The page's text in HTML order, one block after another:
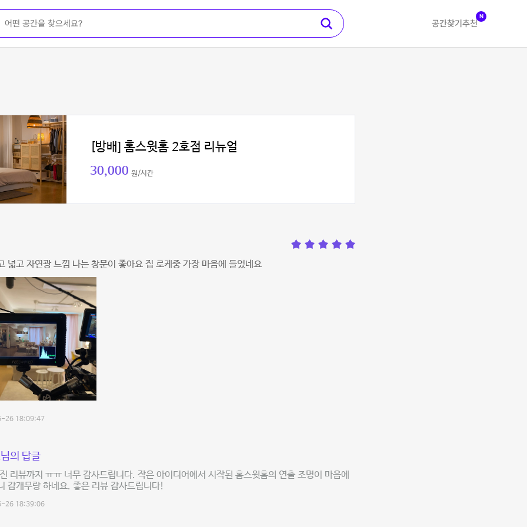
공간찾기 추천
N
[방배] 홈스윗홈 2호점 리뉴얼
30,000 원/시간
넓고 자연광 느낌 나는 창문이 좋아요 집 로케중 가장 마음에 들었네요
26 18:09:47
의 답글
리뷰까지 ㅠㅠ 너무 감사드립니다. 작은 아이디어에서 시작된 홈스윗홈의 연출 조명이 마음에
감개무량 하네요. 좋은 리뷰 감사드립니다!
26 18:39:06